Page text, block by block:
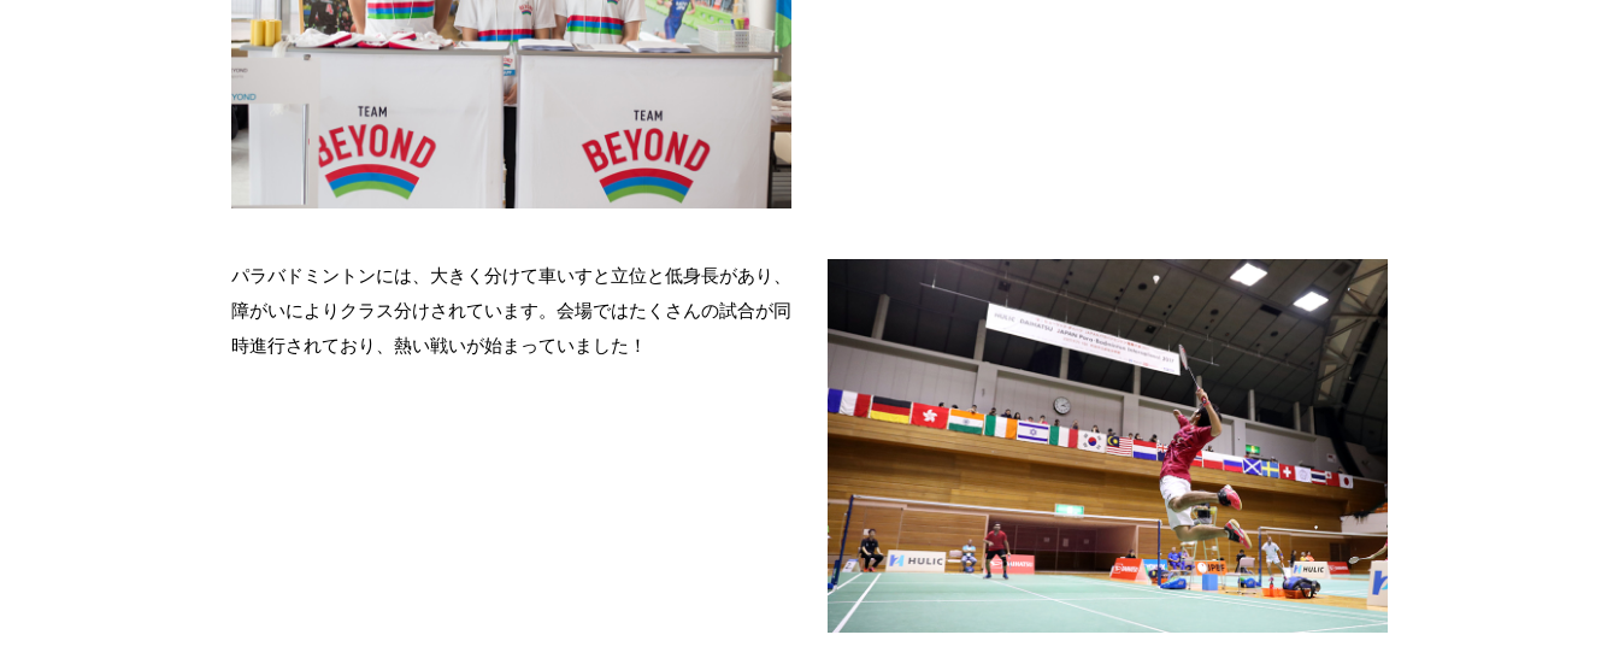
パラバドミントンには、大きく分けて車いすと立位と低身長があり、
障がいによりクラス分けされています。会場ではたくさんの試合が同
時進行されており、熱い戦いが始まっていました！